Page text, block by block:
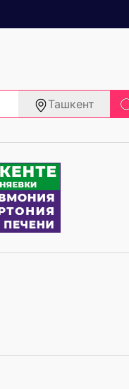
Ташкент